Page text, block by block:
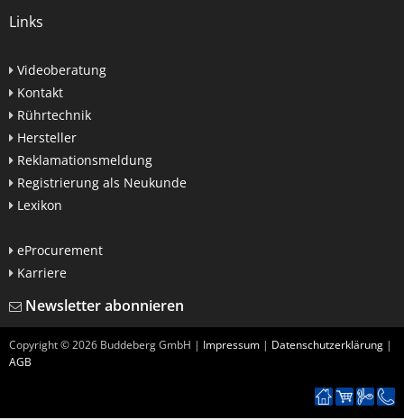
Links
Videoberatung
Kontakt
Rührtechnik
Hersteller
Reklamationsmeldung
Registrierung als Neukunde
Lexikon
eProcurement
Karriere
Newsletter abonnieren
Copyright ©2026 Buddeberg GmbH | Impressum | Datenschutzerklärung |
AGB